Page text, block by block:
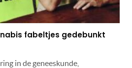
fabeltjes gedebunkt
in de geneeskunde,